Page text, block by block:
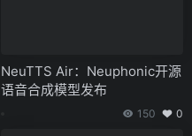
NeuTTS Air：Neuphonic开源
语音合成模型发布
150 0